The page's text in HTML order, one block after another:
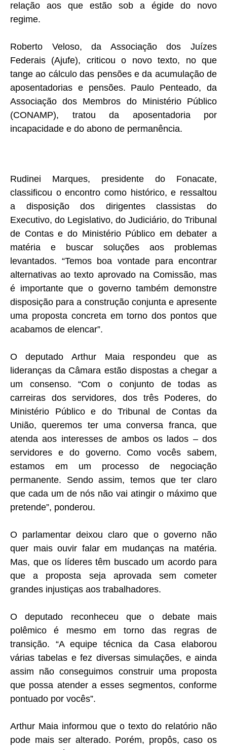
relação aos que estão sob a égide do novo
regime.
Roberto Veloso, da Associação dos Juízes
Federais (Ajufe), criticou o novo texto, no que
tange ao cálculo das pensões e da acumulação de
aposentadorias e pensões. Paulo Penteado, da
Associação dos Membros do Ministério Público
(CONAMP), tratou da aposentadoria por
incapacidade e do abono de permanência.
Rudinei Marques, presidente do Fonacate,
classificou o encontro como histórico, e ressaltou
a disposição dos dirigentes classistas do
Executivo, do Legislativo, do Judiciário, do Tribunal
de Contas e do Ministério Público em debater a
matéria e buscar soluções aos problemas
levantados. “Temos boa vontade para encontrar
alternativas ao texto aprovado na Comissão, mas
é importante que o governo também demonstre
disposição para a construção conjunta e apresente
uma proposta concreta em torno dos pontos que
acabamos de elencar”.
O deputado Arthur Maia respondeu que as
lideranças da Câmara estão dispostas a chegar a
um consenso. “Com o conjunto de todas as
carreiras dos servidores, dos três Poderes, do
Ministério Público e do Tribunal de Contas da
União, queremos ter uma conversa franca, que
atenda aos interesses de ambos os lados – dos
servidores e do governo. Como vocês sabem,
estamos em um processo de negociação
permanente. Sendo assim, temos que ter claro
que cada um de nós não vai atingir o máximo que
pretende”, ponderou.
O parlamentar deixou claro que o governo não
quer mais ouvir falar em mudanças na matéria.
Mas, que os líderes têm buscado um acordo para
que a proposta seja aprovada sem cometer
grandes injustiças aos trabalhadores.
O deputado reconheceu que o debate mais
polêmico é mesmo em torno das regras de
transição. “A equipe técnica da Casa elaborou
várias tabelas e fez diversas simulações, e ainda
assim não conseguimos construir uma proposta
que possa atender a esses segmentos, conforme
pontuado por vocês”.​​
Arthur Maia informou que o texto do relatório não
pode mais ser alterado. Porém, propôs, caso os